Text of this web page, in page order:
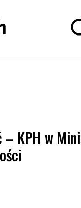
– KPH w